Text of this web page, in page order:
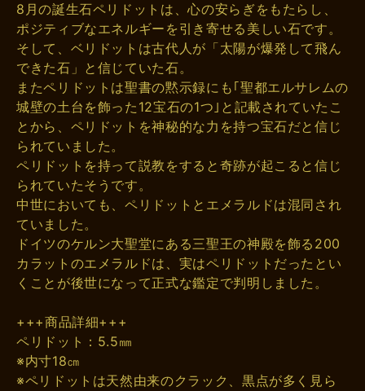
8月の誕生石ペリドットは、心の安らぎをもたらし、
ポジティブなエネルギーを引き寄せる美しい石です。
そして、ベリドットは古代人が「太陽が爆発して飛ん
できた石」と信じていた石。
またペリドットは聖書の黙示録にも｢聖都エルサレムの
城壁の土台を飾った12宝石の1つ｣と記載されていたこ
とから、ペリドットを神秘的な力を持つ宝石だと信じ
られていました。
ペリドットを持って説教をすると奇跡が起こると信じ
られていたそうです。
中世においても、ペリドットとエメラルドは混同され
ていました。
ドイツのケルン大聖堂にある三聖王の神殿を飾る200
カラットのエメラルドは、実はペリドットだったとい
くことが後世になって正式な鑑定で判明しました。
+++商品詳細+++
ペリドット：5.5㎜
※内寸18㎝
※ペリドットは天然由来のクラック、黒点が多く見ら